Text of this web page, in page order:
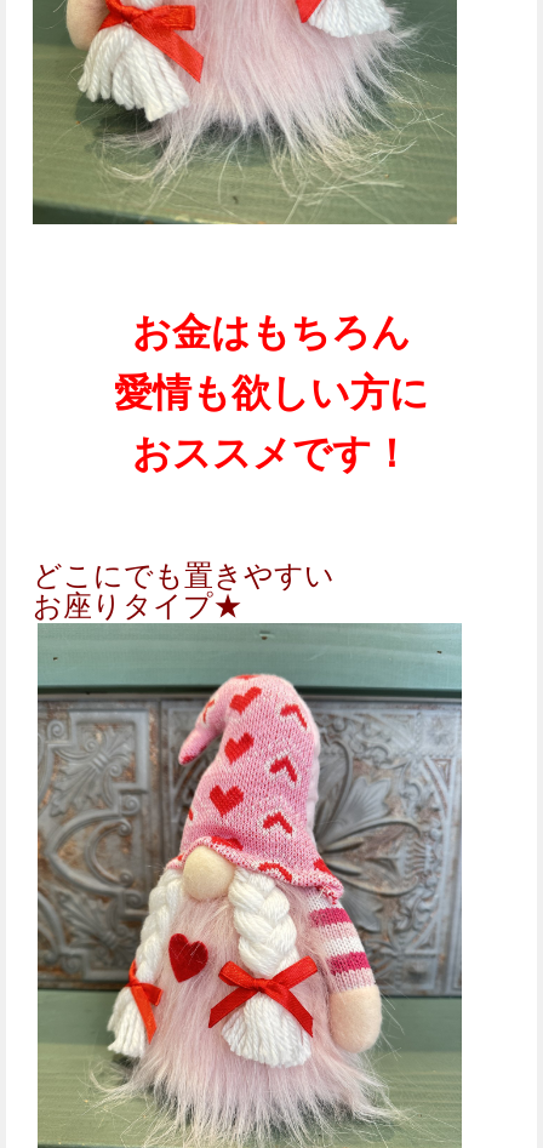
お金はもちろん
愛情も欲しい方に
おススメです！
どこにでも置きやすい
お座りタイプ★